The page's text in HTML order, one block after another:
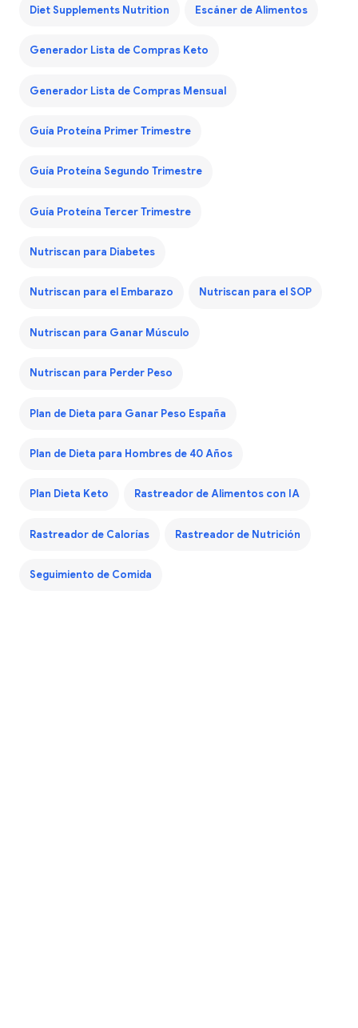
Diet Supplements Nutrition Escáner de Alimentos
Generador Lista de Compras Keto
Generador Lista de Compras Mensual
Guía Proteína Primer Trimestre
Guía Proteína Segundo Trimestre
Guía Proteína Tercer Trimestre
Nutriscan para Diabetes
Nutriscan para el Embarazo Nutriscan para el SOP
Nutriscan para Ganar Músculo
Nutriscan para Perder Peso
Plan de Dieta para Ganar Peso España
Plan de Dieta para Hombres de 40 Años
Plan Dieta Keto Rastreador de Alimentos con IA
Rastreador de Calorías Rastreador de Nutrición
Seguimiento de Comida